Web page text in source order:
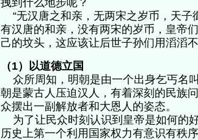
拽到什么地步呢？
“无汉唐之和亲，无两宋之岁币，天
有汉唐的和亲，没有两宋的岁币，皇帝
己的坟头，这应该让后世子孙们用滔
（1）以道德立国
众所周知，明朝是由一个出身乞丐名
朝是蒙古人压迫汉人，有着深刻的民族
众摆出一副解放者和大恩人的姿态。
为了让民众时刻认识到皇帝是如何的
历史上第一个利用国家权力有意识有秩